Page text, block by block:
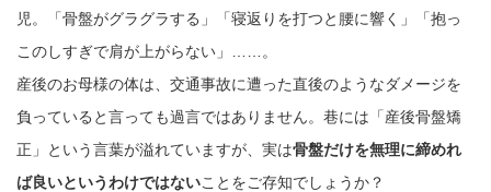
児。「骨盤がグラグラする」「寝返りを打つと腰に響く」「抱っ
このしすぎで肩が上がらない」……。
産後のお母様の体は、交通事故に遭った直後のようなダメージを
負っていると言っても過言ではありません。巷には「産後骨盤矯
正」という言葉が溢れていますが、実は骨盤だけを無理に締めれ
ば良いというわけではないことをご存知でしょうか？